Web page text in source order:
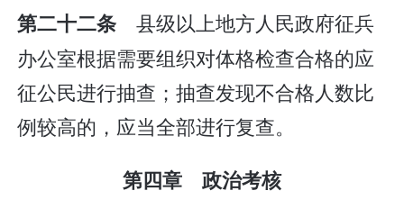
第二十二条 县级以上地方人民政府征兵
办公室根据需要组织对体格检查合格的应
征公民进行抽查；抽查发现不合格人数比
例较高的，应当全部进行复查。
第四章 政治考核